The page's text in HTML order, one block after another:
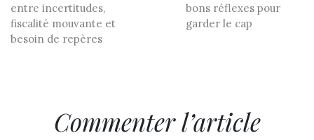
entre incertitudes,
fiscalité mouvante et
besoin de repères
bons réflexes pour
garder le cap
Commenter l’article